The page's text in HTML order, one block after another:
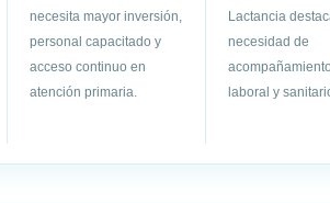
necesita mayor inversión,
personal capacitado y
acceso continuo en
atención primaria.
Lactancia
necesidad de
laboral y